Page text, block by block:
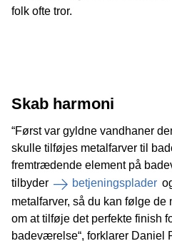
folk ofte tror.
Skab harmoni
“Først var gyldne vandhaner
skulle tilføjes metalfarver til
fremtrædende element på
tilbyder
betjeningsplader
metalfarver, så du kan følge de
om at tilføje det perfekte finish
badeværelse“, forklarer Daniel